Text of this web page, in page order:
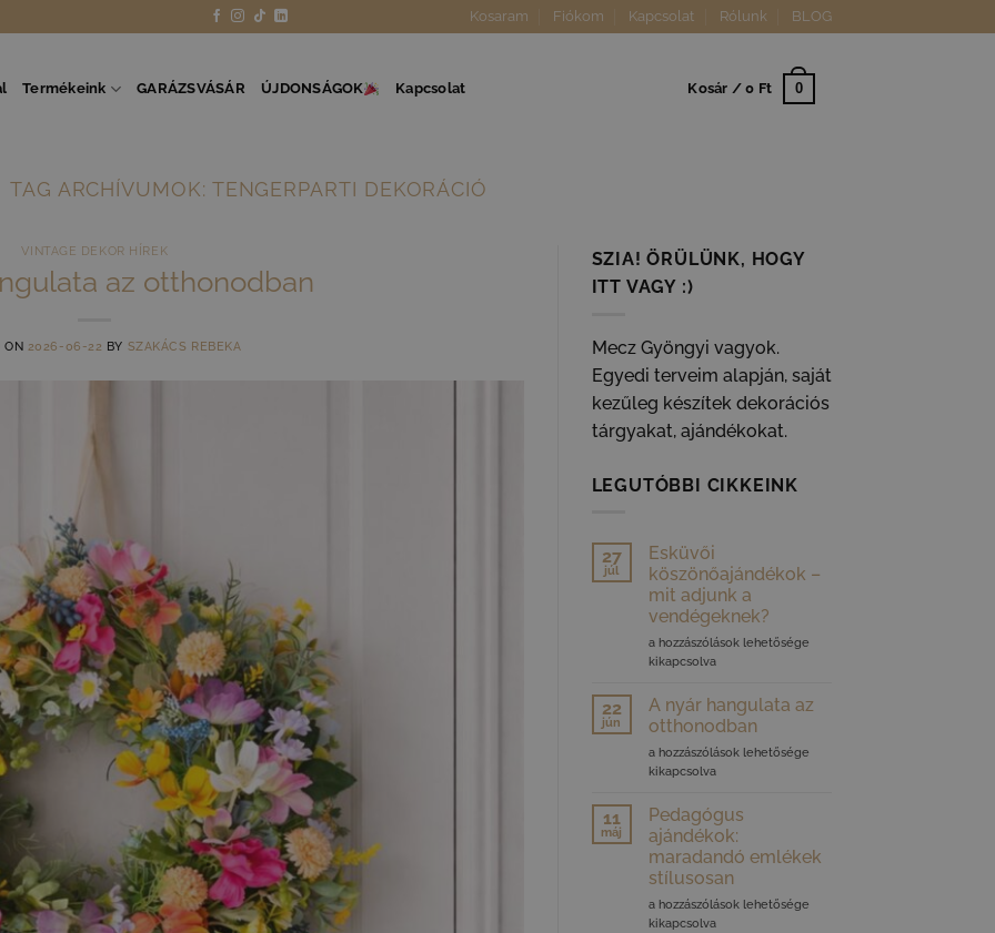
Kosaram Fiókom Kapcsolat Rólunk BLOG
Termékeink GARÁZSVÁSÁR ÚJDONSÁGOK Kapcsolat Kosár /0 Ft 0
TAG ARCHÍVUMOK: TENGERPARTI DEKORÁCIÓ
VINTAGE DEKOR HÍREK
az otthonodban
ON 2026-06-22 BY SZAKÁCS REBEKA
SZIA! ÖRÜLÜNK, HOGY
ITT VAGY :)
Mecz Gyöngyi vagyok.
Egyedi terveim alapján, saját
kezűleg készítek dekorációs
tárgyakat, ajándékokat.
LEGUTÓBBI CIKKEINK
27
júl
Esküvői
köszönőajándékok –
mit adjunk a
vendégeknek?
Esküvői
köszönőajándékok
mit
adjunk
a
vendégeknek?
bejegyzéshez
a hozzászólások lehetősége
kikapcsolva
22
jún
A nyár hangulata az
otthonodban
A
nyár
az
otthonodban
bejegyzéshez
a hozzászólások lehetősége
kikapcsolva
11
máj
Pedagógus
ajándékok:
maradandó emlékek
stílusosan
Pedagógus
ajándékok:
a hozzászólások lehetősége
kikapcsolva